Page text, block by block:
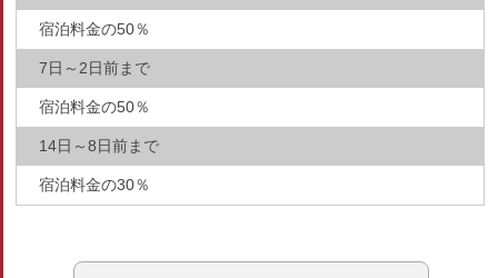
宿泊料金の50％
7日～2日前まで
宿泊料金の50％
14日～8日前まで
宿泊料金の30％